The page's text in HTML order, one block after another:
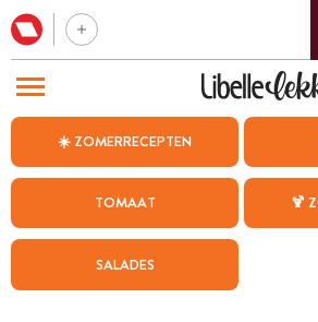
☀️ ZOMERRECEPTEN
TOMAAT 🍹
SALADES
BEZOEK ONZE ANDERE WEBSITES
WEEKMENU
CHAT MET MAIA